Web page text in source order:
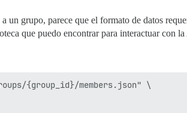
un grupo, parece que el formato de datos
que puedo encontrar para interactuar con
{group_id}/members.json" \